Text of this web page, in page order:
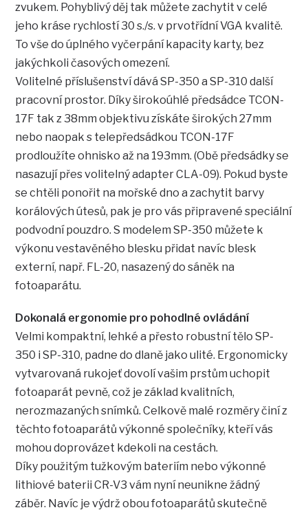
zvukem. Pohyblivý děj tak můžete zachytit v celé
jeho kráse rychlostí 30 s./s. v prvotřídní VGA kvalitě.
To vše do úplného vyčerpání kapacity karty, bez
jakýchkoli časových omezení.
Volitelné příslušenství dává SP-350 a SP-310 další
pracovní prostor. Díky širokoúhlé předsádce TCON-
17F tak z 38mm objektivu získáte širokých 27mm
nebo naopak s telepředsádkou TCON-17F
prodloužíte ohnisko až na 193mm. (Obě předsádky se
nasazují přes volitelný adapter CLA-09). Pokud byste
se chtěli ponořit na mořské dno a zachytit barvy
korálových útesů, pak je pro vás připravené speciální
podvodní pouzdro. S modelem SP-350 můžete k
výkonu vestavěného blesku přidat navíc blesk
externí, např. FL-20, nasazený do sáněk na
fotoaparátu.
Dokonalá ergonomie pro pohodlné ovládání
Velmi kompaktní, lehké a přesto robustní tělo SP-
350 i SP-310, padne do dlaně jako ulité. Ergonomicky
vytvarovaná rukojeť dovolí vašim prstům uchopit
fotoaparát pevně, což je základ kvalitních,
nerozmazaných snímků. Celkově malé rozměry činí z
těchto fotoaparátů výkonné společníky, kteří vás
mohou doprovázet kdekoli na cestách.
Díky použitým tužkovým bateriím nebo výkonné
lithiové baterii CR-V3 vám nyní neunikne žádný
záběr. Navíc je výdrž obou fotoaparátů skutečně